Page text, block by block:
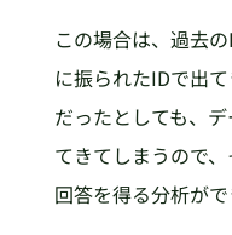
この場合は、過去
に振られたIDで出
だったとしても、
てきてしまうので
回答を得る分析がで